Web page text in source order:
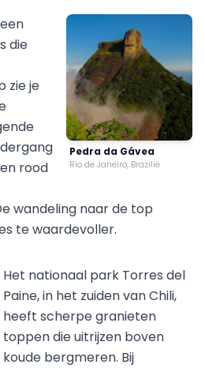
Pedra da Gávea
Rio de Janeiro, Brazilië
die
zie je
rood
wandeling naar de top
te waardevoller.
Het nationaal park Torres del
Paine, in het zuiden van Chili,
heeft scherpe granieten
toppen die uitrijzen boven
koude bergmeren. Bij